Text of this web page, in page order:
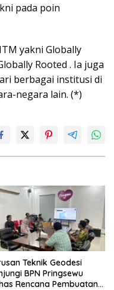
pada poin
yakni Globally
Rooted . Ia juga
berbagai institusi di
negara lain. (*)
Teknik Geodesi
BPN Pringsewu
Rencana Pembuatan